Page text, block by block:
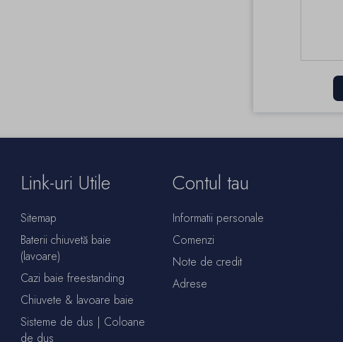
Link-uri Utile
Sitemap
Baterii chiuvetă baie
(lavoare)
Cazi baie freestanding
Chiuvete & lavoare baie
Sisteme de dus | Coloane
de dus
Contul tau
Informatii personale
Comenzi
Note de credit
Adrese